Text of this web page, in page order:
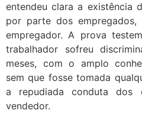
entendeu clara a existência
por parte dos
empregador. A prova
trabalhador sofreu
meses, com o amplo
sem que fosse tomada
a repudiada conduta dos
vendedor.